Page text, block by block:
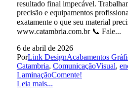
resultado final impecável.
precisão e equipamentos
exatamente o que seu material
www.catambria.com.br 📞 Fale...
6 de abril de 2026
PorLink DesignAcabamentos
Catambria, ComunicaçãoVisual,
LaminaçãoComente!
Leia mais...